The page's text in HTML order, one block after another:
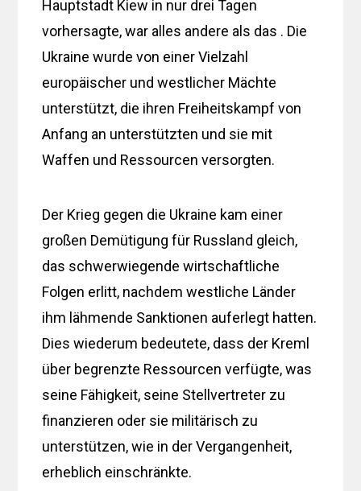
Hauptstadt Kiew in nur drei Tagen
vorhersagte, war alles andere als das . Die
Ukraine wurde von einer Vielzahl
europäischer und westlicher Mächte
unterstützt, die ihren Freiheitskampf von
Anfang an unterstützten und sie mit
Waffen und Ressourcen versorgten.
Der Krieg gegen die Ukraine kam einer
großen Demütigung für Russland gleich,
das schwerwiegende wirtschaftliche
Folgen erlitt, nachdem westliche Länder
ihm lähmende Sanktionen auferlegt hatten.
Dies wiederum bedeutete, dass der Kreml
über begrenzte Ressourcen verfügte, was
seine Fähigkeit, seine Stellvertreter zu
finanzieren oder sie militärisch zu
unterstützen, wie in der Vergangenheit,
erheblich einschränkte.